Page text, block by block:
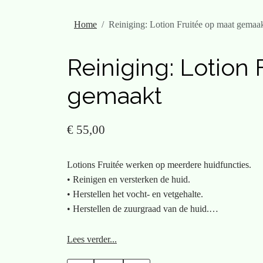
Home Reiniging: Lotion Fruitée op maat
Reiniging: Lotion
gemaakt
€ 55,00
Lotions Fruitée werken op meerdere huidfuncties.
• Reinigen en versterken de huid.
• Herstellen het vocht- en vetgehalte.
• Herstellen de zuurgraad van de huid.
Ze bevatten een hoog gehalte actieve werkstoffen.
Lees verder...